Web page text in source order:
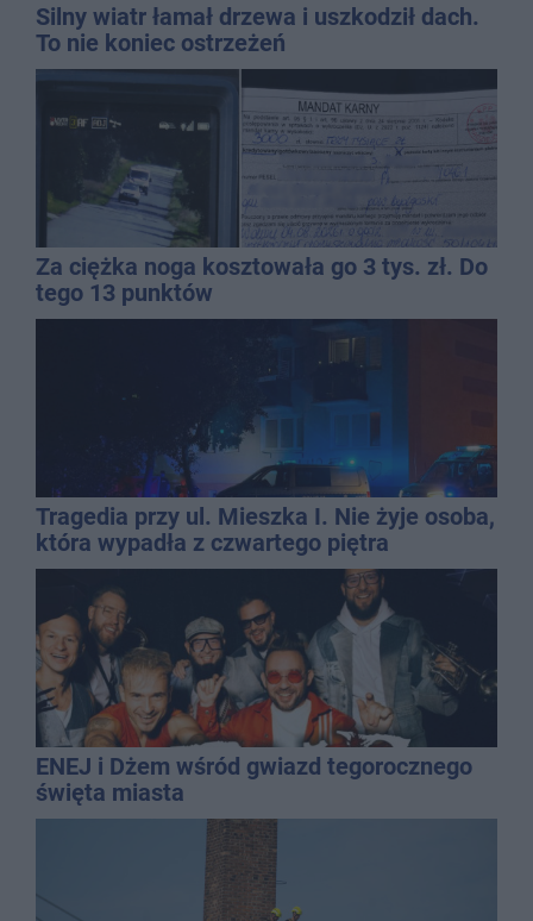
Silny wiatr łamał drzewa i uszkodził dach.
To nie koniec ostrzeżeń
Za ciężka noga kosztowała go 3 tys. zł. Do
tego 13 punktów
Tragedia przy ul. Mieszka I. Nie żyje osoba,
która wypadła z czwartego piętra
ENEJ i Dżem wśród gwiazd tegorocznego
święta miasta